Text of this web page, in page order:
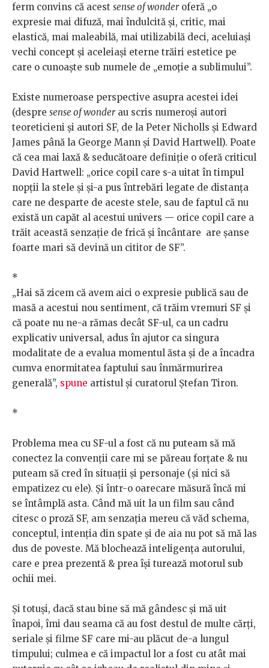
ferm convins că acest sense of wonderoferă „o
expresie mai difuză, mai îndulcită și, critic, mai
elastică, mai maleabilă, mai utilizabilă deci, aceluiași
vechi concept și aceleiași eterne trăiri estetice pe
care o cunoaște sub numele de „emoție a sublimului”.
Existe numeroase perspective asupra acestei idei
(despre sense of wonderau scris numeroși autori
teoreticieni și autori SF, de la Peter Nicholls și Edward
James până la George Mann și David Hartwell). Poate
că cea mai laxă & seducătoare definiție o oferă criticul
David Hartwell: „orice copil care s-a uitat în timpul
nopții la stele și și-a pus întrebări legate de distanța
care ne desparte de aceste stele, sau de faptul că nu
există un capăt al acestui univers — orice copil care a
trăit această senzație de frică și încântare are șanse
foarte mari să devină un cititor de SF”.
*
„Hai să zicem că avem aici o expresie publică sau de
masă a acestui nou sentiment, că trăim vremuri SF și
că poate nu ne-a rămas decât SF-ul, ca un cadru
explicativ universal, adus în ajutor ca singura
modalitate de a evalua momentul ăsta și de a încadra
cumva enormitatea faptului sau înmărmurirea
generală”, spune artistul și curatorul Ștefan Tiron.
*
Problema mea cu SF-ul a fost că nu puteam să mă
conectez la convenții care mi se păreau forțate & nu
puteam să cred în situații și personaje (și nici să
empatizez cu ele). Și într-o oarecare măsură încă mi
se întâmplă asta. Când mă uit la un film sau când
citesc o proză SF, am senzația mereu că văd schema,
conceptul, intenția din spate și de aia nu pot să mă las
dus de poveste. Mă blochează inteligența autorului,
care e prea prezentă & prea își turează motorul sub
ochii mei.
Și totuși, dacă stau bine să mă gândesc și mă uit
înapoi, îmi dau seama că au fost destul de multe cărți,
seriale și filme SF care mi-au plăcut de-a lungul
timpului; culmea e că impactul lor a fost cu atât mai